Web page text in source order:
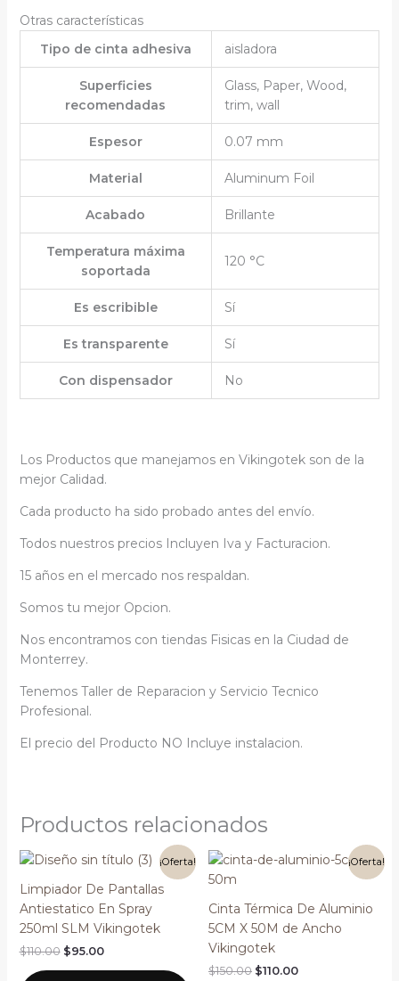
Otras características
Tipo de cinta adhesiva
aisladora
Superficies
recomendadas
Glass, Paper, Wood,
trim, wall
Espesor 0.07 mm
Material Aluminum Foil
Acabado Brillante
Temperatura máxima
soportada
120 °C
Es escribible Sí
Es transparente Sí
Con dispensador No
Los Productos que manejamos en Vikingotek son de la
mejor Calidad.
Cada producto ha sido probado antes del envío.
Todos nuestros precios Incluyen Iva y Facturacion.
15 años en el mercado nos respaldan.
Somos tu mejor Opcion.
Nos encontramos con tiendas Fisicas en la Ciudad de
Monterrey.
Tenemos Taller de Reparacion y Servicio Tecnico
Profesional.
El precio del Producto NO Incluye instalacion.
Productos relacionados
¡Oferta!
Limpiador De Pantallas
Antiestatico En Spray
250ml SLM Vikingotek
$110.00
El
original
$110.00.
$95.00
El
precio
actual
$95.00.
¡Oferta!
Cinta Térmica De Aluminio
5CM X 50M de Ancho
Vikingotek
$150.00
El
$150.00.
$110.00
El
$110.00.